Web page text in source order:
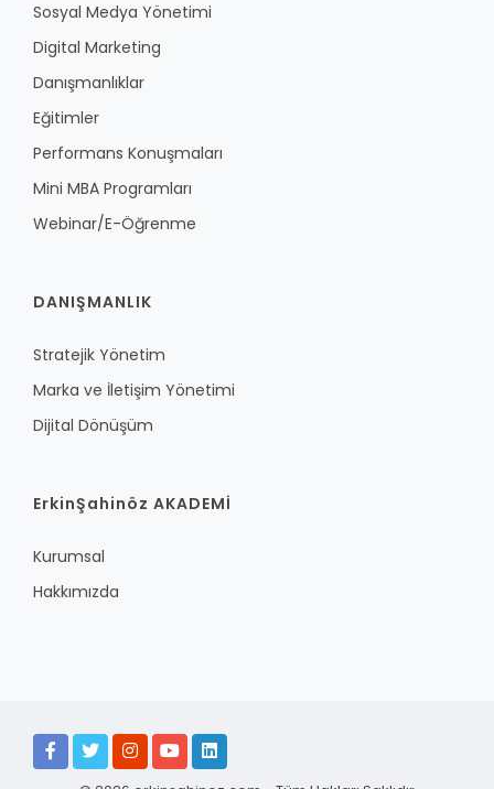
Sosyal Medya Yönetimi
Digital Marketing
Danışmanlıklar
Eğitimler
Performans Konuşmaları
Mini MBA Programları
Webinar/E-Öğrenme
DANIŞMANLIK
Stratejik Yönetim
Marka ve İletişim Yönetimi
Dijital Dönüşüm
ErkinŞahinöz AKADEMİ
Kurumsal
Hakkımızda